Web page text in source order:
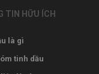
TIN HỮU ÍCH
là gì
tinh dầu